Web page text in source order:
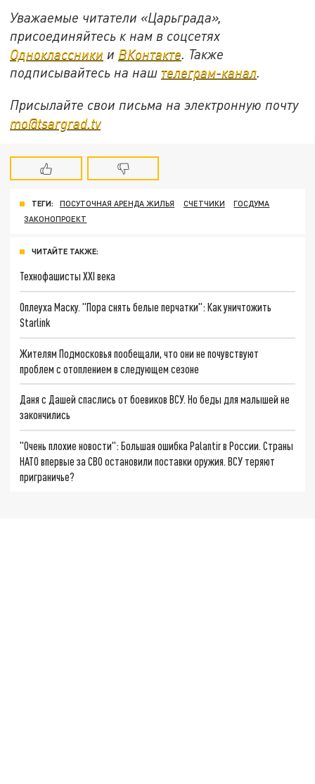
Уважаемые читатели «Царьграда»,
присоединяйтесь к нам в соцсетях
Одноклассники и ВКонтакте. Также
подписывайтесь на наш телеграм-канал.
Присылайте свои письма на электронную почту
mo@tsargrad.tv
ТЕГИ: ПОСУТОЧНАЯ АРЕНДА ЖИЛЬЯ СЧЕТЧИКИ
ГОСДУМА
ЗАКОНОПРОЕКТ
ЧИТАЙТЕ ТАКЖЕ:
Технофашисты XXI века
Оплеуха Маску. "Пора снять белые перчатки": Как уничтожить
Starlink
Жителям Подмосковья пообещали, что они не почувствуют
проблем с отоплением в следующем сезоне
Даня с Дашей спаслись от боевиков ВСУ. Но беды для малышей не
закончились
"Очень плохие новости": Большая ошибка Palantir в России. Страны
НАТО впервые за СВО остановили поставки оружия. ВСУ теряют
приграничье?